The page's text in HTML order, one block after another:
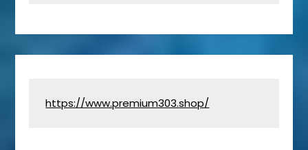
https://www.premium303.shop/